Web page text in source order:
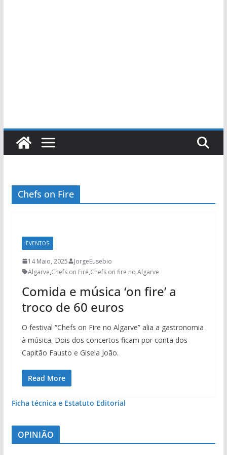
Chefs on Fire
EVENTOS
14 Maio, 2025
JorgeEusebio
Algarve,Chefs on Fire,Chefs on fire no Algarve
Comida e música ‘on fire’ a
troco de 60 euros
O festival “Chefs on Fire no Algarve” alia a gastronomia
à música. Dois dos concertos ficam por conta dos
Capitão Fausto e Gisela João.
Read More
Ficha técnica e Estatuto Editorial
OPINIÃO